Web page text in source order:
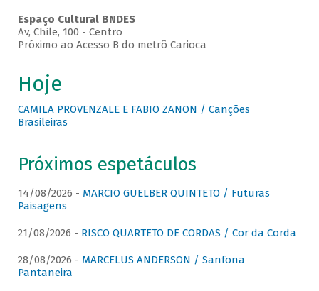
Espaço Cultural BNDES
Av, Chile, 100 - Centro
Próximo ao Acesso B do metrô Carioca
Hoje
CAMILA PROVENZALE E FABIO ZANON / Canções
Brasileiras
Próximos espetáculos
14/08/2026 - MARCIO GUELBER QUINTETO / Futuras
Paisagens
21/08/2026 - RISCO QUARTETO DE CORDAS / Cor da Corda
28/08/2026 - MARCELUS ANDERSON / Sanfona
Pantaneira